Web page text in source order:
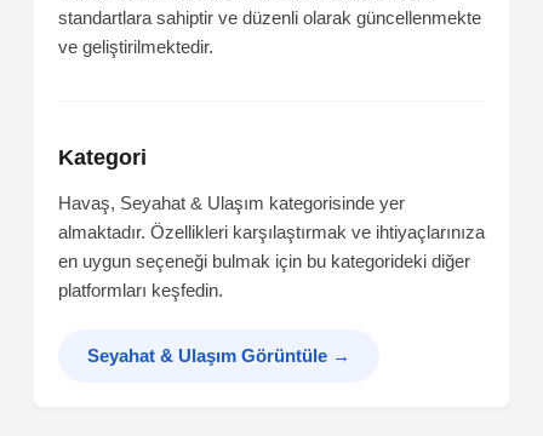
standartlara sahiptir ve düzenli olarak güncellenmekte
ve geliştirilmektedir.
Kategori
Havaş, Seyahat & Ulaşım kategorisinde yer
almaktadır. Özellikleri karşılaştırmak ve ihtiyaçlarınıza
en uygun seçeneği bulmak için bu kategorideki diğer
platformları keşfedin.
Seyahat & Ulaşım Görüntüle →